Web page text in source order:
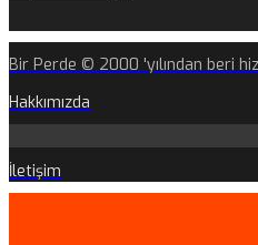
Bir Perde © 2000 'yılından beri
Hakkımızda
İletişim